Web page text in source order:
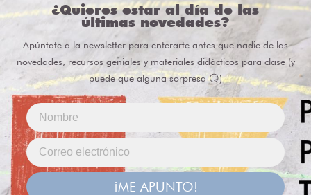
¿Quieres estar al día de las
últimas novedades?
Apúntate a la newsletter para enterarte antes que nadie de las
novedades, recursos geniales y materiales didácticos para clase (y
puede que alguna sorpresa 😏)
¡ME APUNTO!